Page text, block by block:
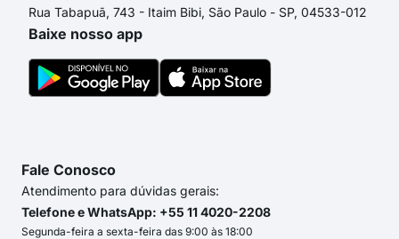
Rua Tabapuã, 743 - Itaim Bibi, São Paulo - SP, 04533-012
Baixe nosso app
Fale Conosco
Atendimento para dúvidas gerais:
Telefone e WhatsApp: +55 11 4020-2208
Segunda-feira a sexta-feira das 9:00 às 18:00